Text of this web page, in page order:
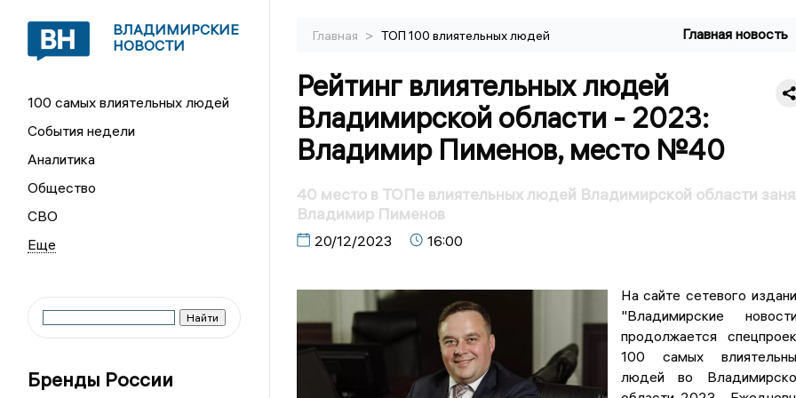
ВЛАДИМИРСКИЕ
НОВОСТИ
100 самых влиятельных людей
События недели
Аналитика
Общество
СВО
Бренды России
Главная > ТОП 100 влиятельных людей Главная новость
Рейтинг влиятельных людей
Владимирской области - 2023:
Владимир Пименов, место №40
40 место в ТОПе влиятельных людей Владимирской области
Владимир Пименов
20/12/2023 16:00
На сайте сетевого
"Владимирские
продолжается
100 самых
людей во